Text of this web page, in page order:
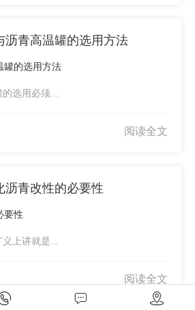
沥青高温罐的选用方法
选用必须...
阅读全文
沥青改性的必要性
上讲就是...
阅读全文